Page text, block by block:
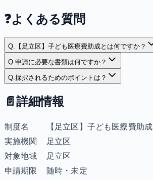
❓よくある質問
Q. 【足立区】子ども医療費助成とは何ですか？
Q.申請に必要な書類は何ですか？
Q.採択されるためのポイントは？
📄 詳細情報
制度名
【足立区】子ども医療費助成
実施機関
足立区
対象地域
足立区
申請期限
随時・未定